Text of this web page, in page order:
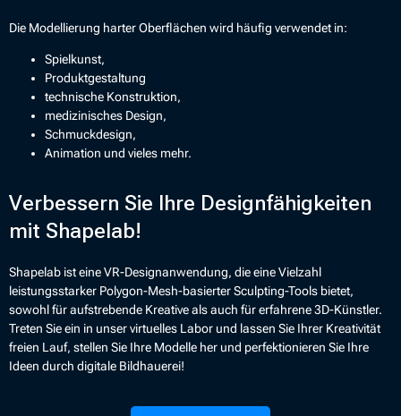
Die Modellierung harter Oberflächen wird häufig verwendet in:
Spielkunst,
Produktgestaltung
technische Konstruktion,
medizinisches Design,
Schmuckdesign,
Animation und vieles mehr.
Verbessern Sie Ihre Designfähigkeiten
mit Shapelab!
Shapelab ist eine VR-Designanwendung, die eine Vielzahl
leistungsstarker Polygon-Mesh-basierter Sculpting-Tools bietet,
sowohl für aufstrebende Kreative als auch für erfahrene 3D-Künstler.
Treten Sie ein in unser virtuelles Labor und lassen Sie Ihrer Kreativität
freien Lauf, stellen Sie Ihre Modelle her und perfektionieren Sie Ihre
Ideen durch digitale Bildhauerei!